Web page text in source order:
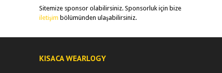
Sitemize sponsor olabilirsiniz. Sponsorluk için bize
iletişim bölümünden ulaşabilirsiniz.
KISACA WEARLOGY